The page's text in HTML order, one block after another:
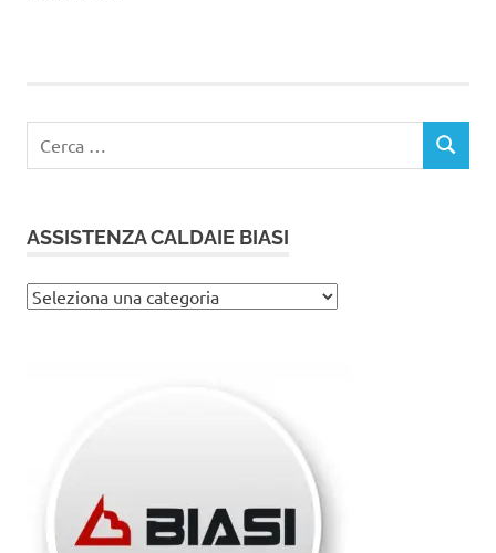
CERCA
ASSISTENZA CALDAIE BIASI
Assistenza